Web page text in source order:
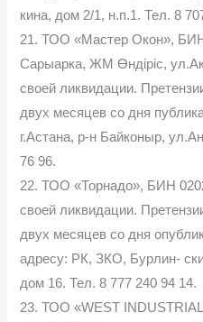
кина, дом 2/1, н.п.1. Тел. 8
21. ТОО «Мастер Окон», БИН
Сарыарка, ЖМ Өндiрiс,
своей ликвидации.
двух месяцев со дня
г.Астана, р-н Байконыр,
76 96.
22. ТОО «Торнадо», БИН
своей ликвидации.
двух месяцев со дня
адресу: РК, ЗКО, Бурлин-
дом 16. Тел. 8 777 240 94 14.
23. ТОО «WEST